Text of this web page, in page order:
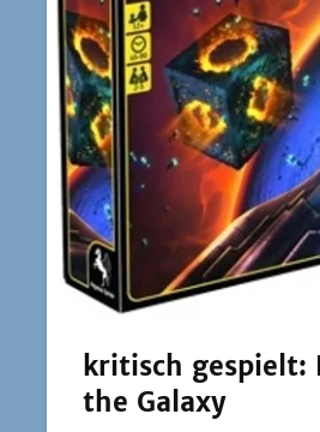
kritisch gespielt:
the Galaxy